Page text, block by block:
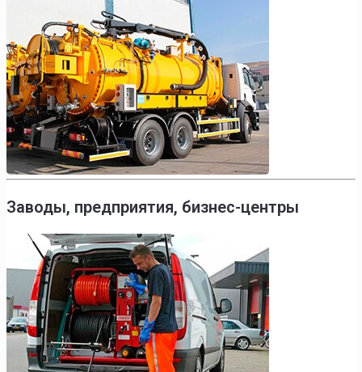
Заводы, предприятия, бизнес-центры